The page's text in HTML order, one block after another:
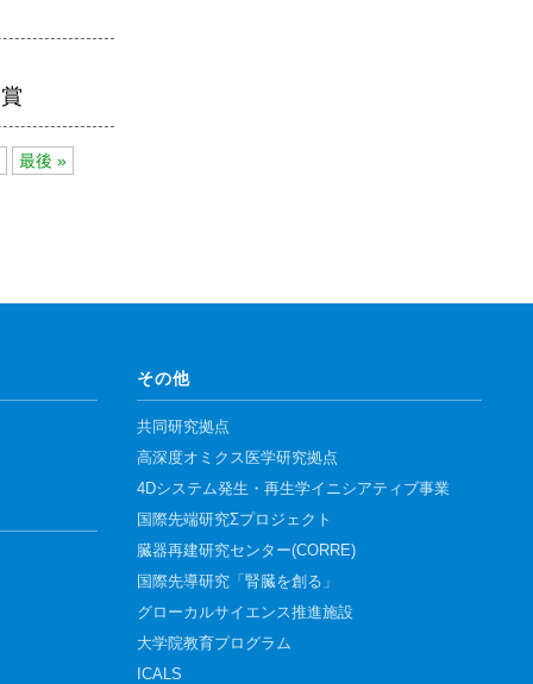
最後 »
その他
共同研究拠点
高深度オミクス医学研究拠点
4Dシステム発生・再生学イニシアティブ事業
国際先端研究Σプロジェクト
臓器再建研究センター(CORRE)
国際先導研究「腎臓を創る」
グローカルサイエンス推進施設
大学院教育プログラム
ICALS